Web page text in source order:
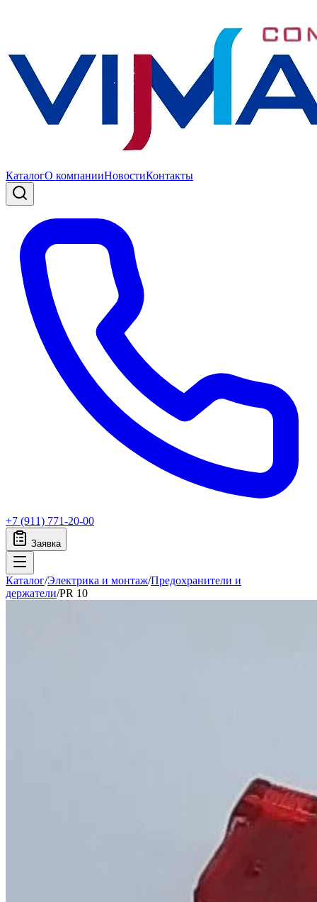
КаталогО компанииНовостиКонтакты
+7 (911) 771-20-00
Заявка
Каталог/Электрика и монтаж/Предохранители и
держатели/PR 10